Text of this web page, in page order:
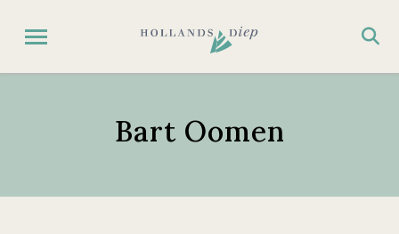
Bart Oomen